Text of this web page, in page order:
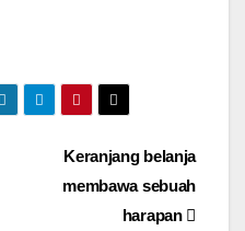
Keranjang belanja
membawa sebuah
harapan